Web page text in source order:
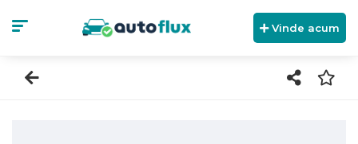
Vinde acum